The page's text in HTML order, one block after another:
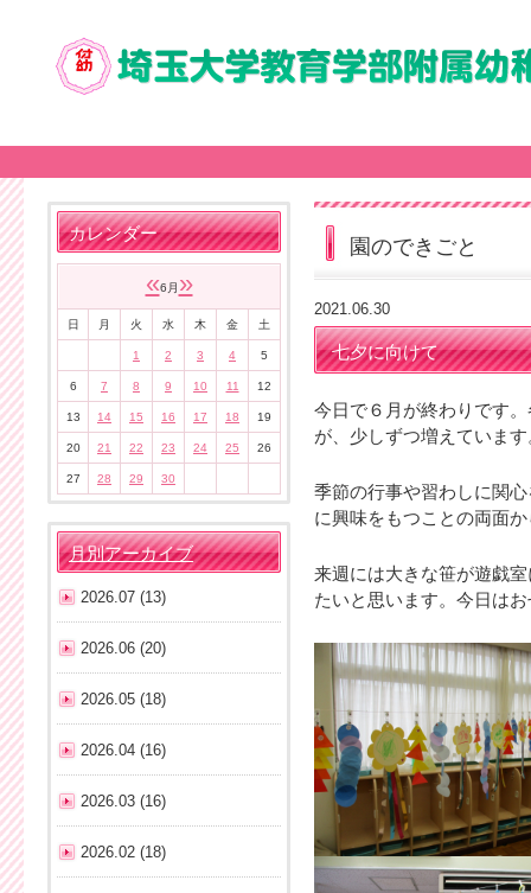
園のできごと
2021.06.30
七夕に向けて
今日で６月が終わりです
が、少しずつ増えています
季節の行事や習わしに関
に興味をもつことの両面
来週には大きな笹が遊戯
たいと思います。今日は
カレンダー
«6月 »
日 月 火 水 木 金 土
1 2 3 4 5
6 7 8 9 10 11 12
13 14 15 16 17 18 19
20 21 22 23 24 25 26
27 28 29 30
月別アーカイブ
2026.07 (13)
2026.06 (20)
2026.05 (18)
2026.04 (16)
2026.03 (16)
2026.02 (18)